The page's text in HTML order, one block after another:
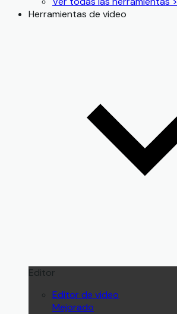
Herramientas de video
Editor
Editor de video
Mejorado